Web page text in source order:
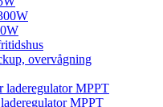
overvågning
laderegulator MPPT
MPPT